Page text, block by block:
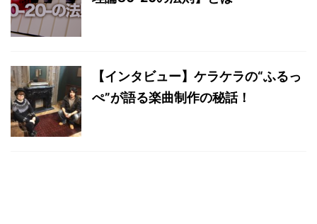
【インタビュー】ケラケラの“ふるっ
ぺ”が語る楽曲制作の秘話！